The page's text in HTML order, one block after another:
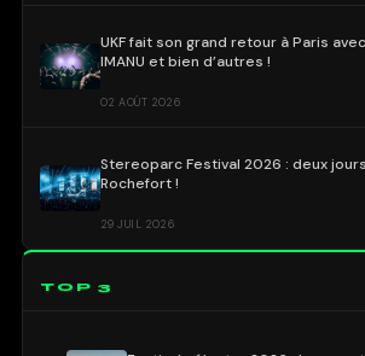
UKF fait son grand retour à Paris
IMANU et bien d’autres !
02 AOÛT 2026
Stereoparc Festival 2026 : deux
Rochefort !
29 JUIL 2026
TOP 3